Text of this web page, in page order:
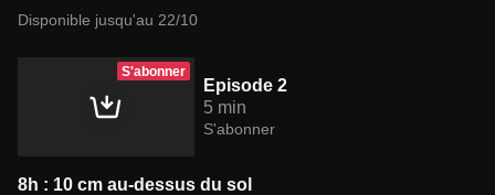
Disponible jusqu'au 22/10
S'abonner
Episode 2
5 min
S'abonner
8h : 10 cm au-dessus du sol